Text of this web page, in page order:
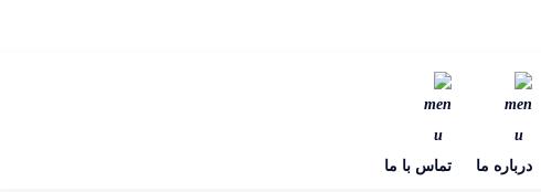
درباره ما تماس با ما